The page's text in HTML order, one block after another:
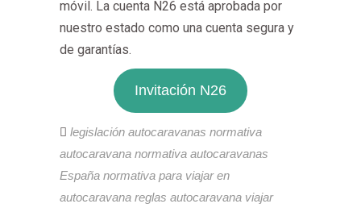
móvil. La cuenta N26 está aprobada por
nuestro estado como una cuenta segura y
de garantías.
Invitación N26
legislación autocaravanas normativa
autocaravana normativa autocaravanas
España normativa para viajar en
autocaravana reglas autocaravana viajar